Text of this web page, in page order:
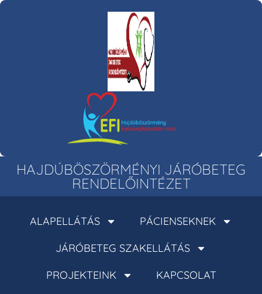
HAJDÚBÖSZÖRMÉNYI JÁRÓBETEG
RENDELŐINTÉZET
ALAPELLÁTÁS
PÁCIENSEKNEK
JÁRÓBETEG SZAKELLÁTÁS
PROJEKTEINK
KAPCSOLAT